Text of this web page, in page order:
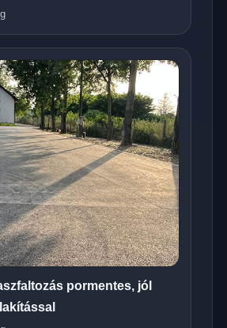
pormentes, jól